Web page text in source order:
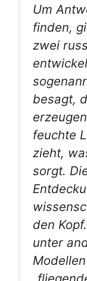
Um
finden,
zwei
besagt,
feuchte
zieht,
sorgt.
den
unter